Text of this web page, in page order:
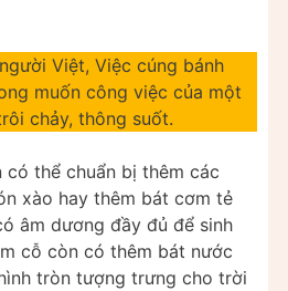
Việt, Việc cúng bánh
muốn công việc của một
chảy, thông suốt.
có thể chuẩn bị thêm các
xào hay thêm bát cơm tẻ
âm dương đầy đủ để sinh
cỗ còn có thêm bát nước
tròn tượng trưng cho trời